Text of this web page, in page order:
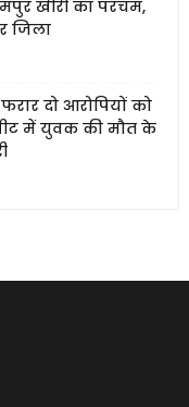
खीरी का परचम,
जिला
दो आरोपियों को
में युवक की मौत के